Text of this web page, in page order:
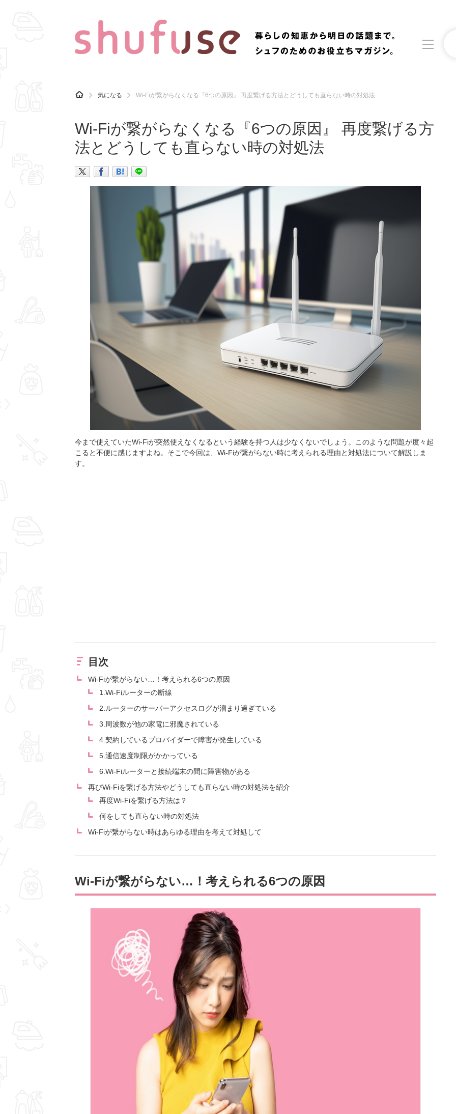
CATEGORY 記事カテゴリ
マナー 趣味 食材辞典 おすすめ
H
O
気になる Wi-Fiが繋がらなくなる『6つの原因』 再度繋げる方法とどうしても直らない時の対処法
Wi-Fiが繋がらなくなる『6つの原因』 再度繋げる方
法とどうしても直らない時の対処法
今まで使えていたWi-Fiが突然使えなくなるという経験を持つ人は少なくないでしょう。このような問題が度々起
こると不便に感じますよね。そこで今回は、Wi-Fiが繋がらない時に考えられる理由と対処法について解説しま
す。
目次
Wi-Fiが繋がらない…！考えられる6つの原因
1.Wi-Fiルーターの断線
2.ルーターのサーバーアクセスログが溜まり過ぎている
3.周波数が他の家電に邪魔されている
4.契約しているプロバイダーで障害が発生している
5.通信速度制限がかかっている
6.Wi-Fiルーターと接続端末の間に障害物がある
再びWi-Fiを繋げる方法やどうしても直らない時の対処法を紹介
再度Wi-Fiを繋げる方法は？
何をしても直らない時の対処法
Wi-Fiが繋がらない時はあらゆる理由を考えて対処して
Wi-Fiが繋がらない…！考えられる6つの原因